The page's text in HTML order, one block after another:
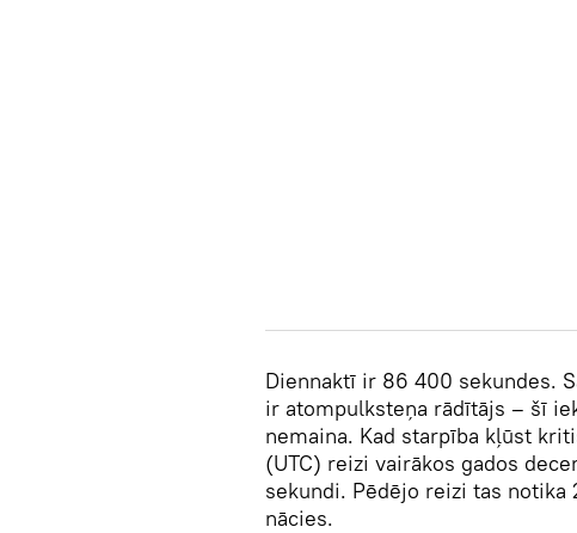
Diennaktī ir 86 400 sekundes.
ir atompulksteņa rādītājs – šī
nemaina. Kad starpība kļūst
(UTC) reizi vairākos gados
sekundi. Pēdējo reizi tas notika
nācies.